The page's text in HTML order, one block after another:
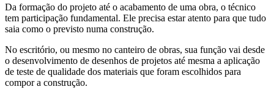
Da formação do projeto até o acabamento de uma obra, o técnico
tem participação fundamental. Ele precisa estar atento para que tudo
saia como o previsto numa construção.
No escritório, ou mesmo no canteiro de obras, sua função vai desde
o desenvolvimento de desenhos de projetos até mesma a aplicação
de teste de qualidade dos materiais que foram escolhidos para
compor a construção.